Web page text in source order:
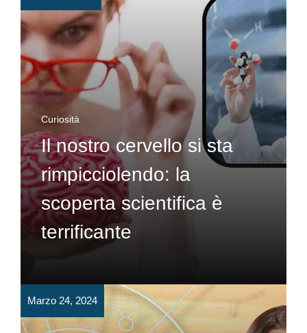
Curiosità
Il nostro cervello si sta
rimpicciolendo: la
scoperta scientifica è
terrificante
Marzo 24, 2024